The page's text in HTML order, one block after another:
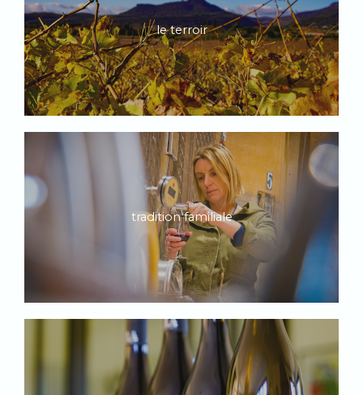
le terroir
tradition familiale